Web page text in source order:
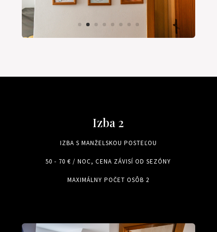
Izba 2
IZBA S MANŽELSKOU POSTEĽOU
50 - 70 € / NOC, CENA ZÁVISÍ OD SEZÓNY
MAXIMÁLNY POČET OSÔB 2